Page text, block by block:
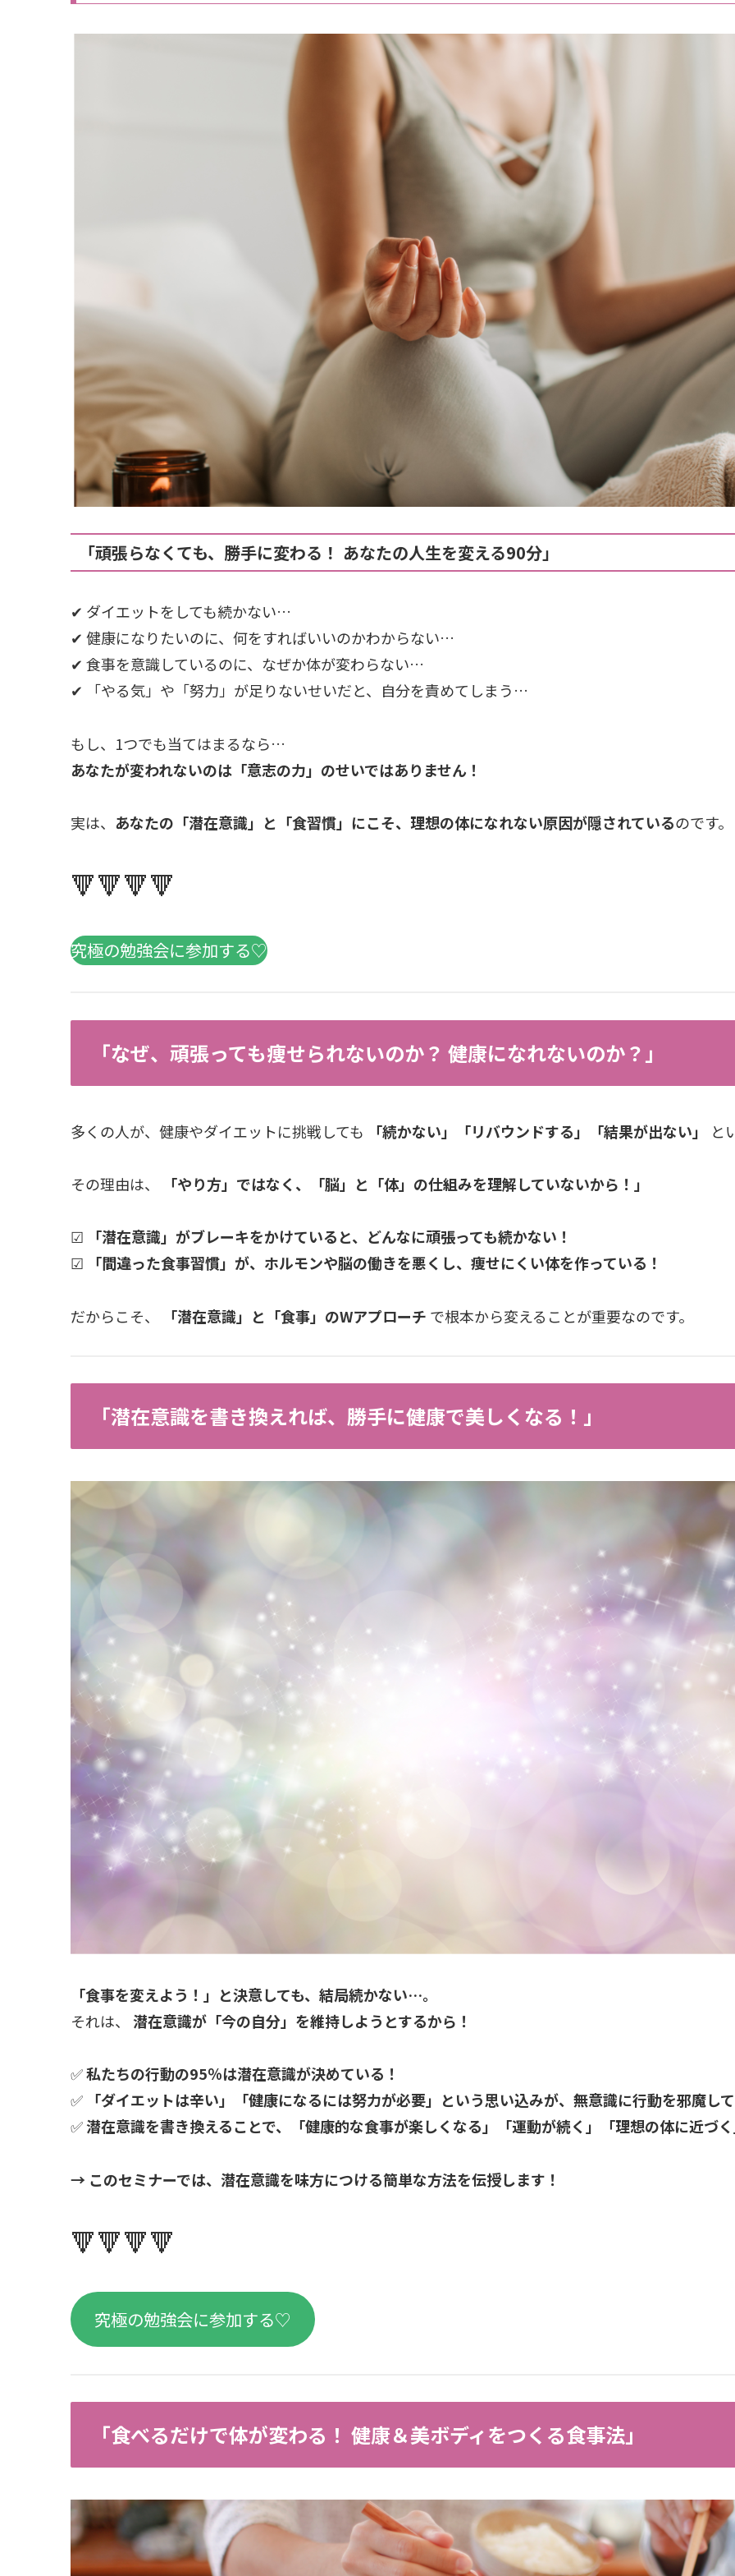
「頑張らなくても、勝手に変わる！ あなたの人生を変える90分」
✔ ダイエットをしても続かない…
✔ 健康になりたいのに、何をすればいいのかわからない…
✔ 食事を意識しているのに、なぜか体が変わらない…
✔ 「やる気」や「努力」が足りないせいだと、自分を責めてしまう…
もし、1つでも当てはまるなら…
あなたが変われないのは「意志の力」のせいではありません！
実は、 あなたの「潜在意識」と「食習慣」にこそ、理想の体になれない原因が隠されているのです。
🔻🔻🔻🔻
究極の勉強会に参加する♡
「なぜ、頑張っても痩せられないのか？ 健康になれないのか？」
多くの人が、健康やダイエットに挑戦しても 「続かない」「リバウンドする」「結果が出ない」 と
その理由は、 「やり方」ではなく、「脳」と「体」の仕組みを理解していないから！」
☑
「潜在意識」がブレーキをかけていると、どんなに頑張っても続かない！
☑
「間違った食事習慣」が、ホルモンや脳の働きを悪くし、痩せにくい体を作っている！
だからこそ、 「潜在意識」と「食事」のWアプローチ で根本から変えることが重要なのです。
「潜在意識を書き換えれば、勝手に健康で美しくなる！」
「食事を変えよう！」と決意しても、結局続かない…。
それは、 潜在意識が「今の自分」を維持しようとするから！
✅私たちの行動の95％は潜在意識が決めている！
✅ 「ダイエットは辛い」「健康になるには努力が必要」という思い込みが、無意識に行動を邪魔して
✅潜在意識を書き換えることで、「健康的な食事が楽しくなる」「運動が続く」「理想の体に近づく
→ このセミナーでは、潜在意識を味方につける簡単な方法を伝授します！
🔻🔻🔻🔻
究極の勉強会に参加する♡
「食べるだけで体が変わる！ 健康＆美ボディをつくる食事法」